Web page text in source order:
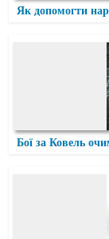
Як допомогти
Бої за Ковель